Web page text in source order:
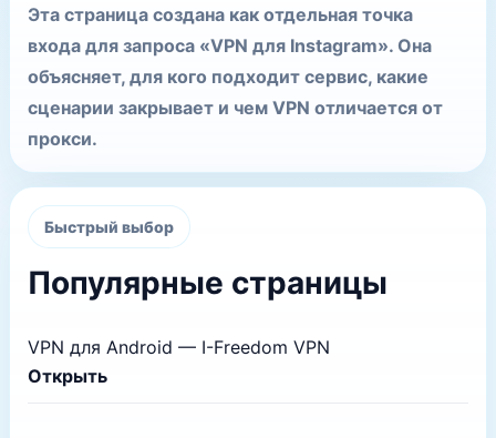
Эта страница создана как отдельная точка
входа для запроса «VPN для Instagram». Она
объясняет, для кого подходит сервис, какие
сценарии закрывает и чем VPN отличается от
прокси.
Быстрый выбор
Популярные страницы
VPN для Android — I-Freedom VPN
Открыть